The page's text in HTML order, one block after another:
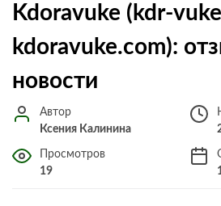
Kdoravuke (kdr-
kdoravuke.com):
новости
Автор
Ксения Калинина
Просмотров
19